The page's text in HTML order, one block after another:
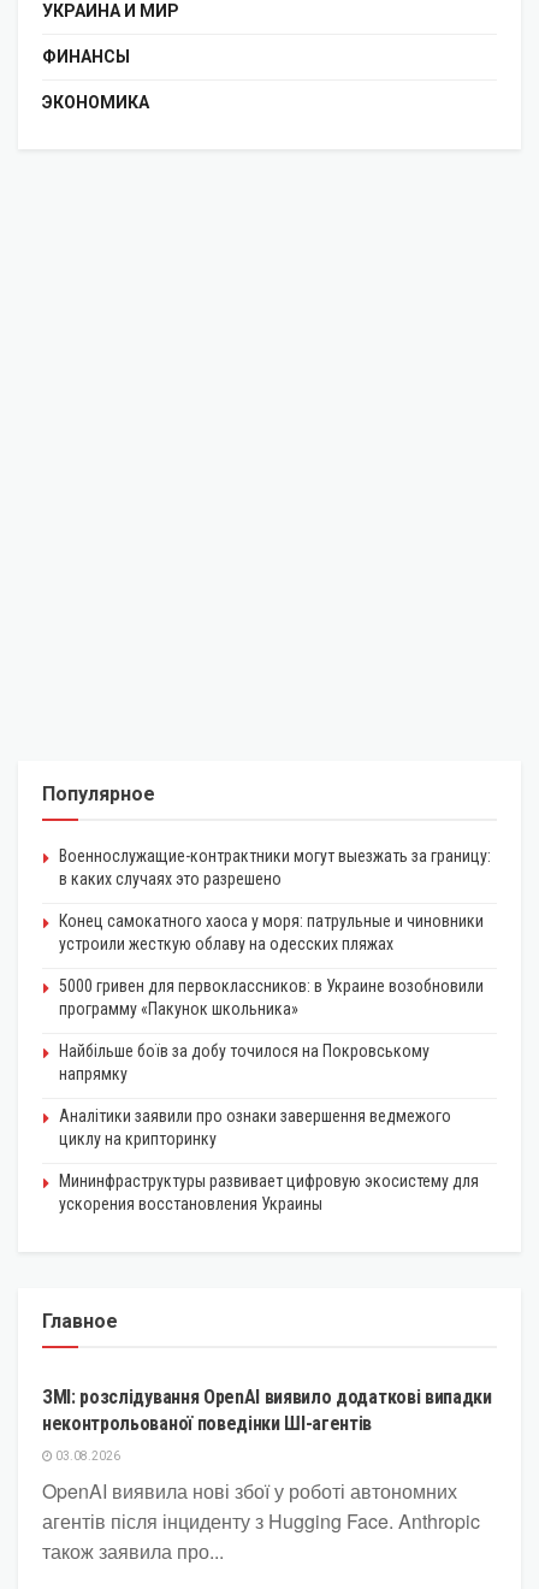
УКРАИНА И МИР
ФИНАНСЫ
ЭКОНОМИКА
Популярное
Военнослужащие-контрактники могут выезжать за границу:
в каких случаях это разрешено
Конец самокатного хаоса у моря: патрульные и чиновники
устроили жесткую облаву на одесских пляжах
5000 гривен для первоклассников: в Украине возобновили
программу «Пакунок школьника»
Найбільше боїв за добу точилося на Покровському
напрямку
Аналітики заявили про ознаки завершення ведмежого
циклу на крипторинку
Мининфраструктуры развивает цифровую экосистему для
ускорения восстановления Украины
Главное
КРИПТОВАЛЮТА
ЗМІ: розслідування OpenAI виявило додаткові випадки
неконтрольованої поведінки ШІ-агентів
03.08.2026
OpenAI виявила нові збої у роботі автономних
агентів після інциденту з Hugging Face. Anthropic
також заявила про...